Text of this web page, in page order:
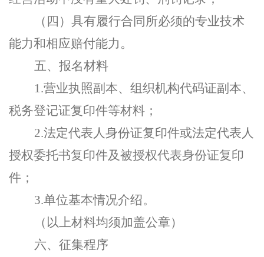
（四）具有履行合同所必须的专业技术
能力和相应赔付能力。
五、报名材料
1.营业执照副本、组织机构代码证副本、
税务登记证复印件等材料；
2.法定代表人身份证复印件或法定代表人
授权委托书复印件及被授权代表身份证复印
件；
3.单位基本情况介绍。
（以上材料均须加盖公章）
六、征集程序